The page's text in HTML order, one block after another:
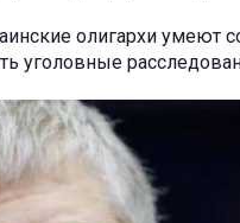
олигархи умеют
уголовные